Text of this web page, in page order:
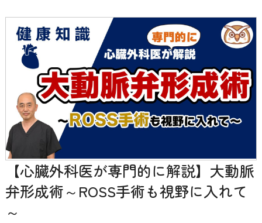
【心臓外科医が専門的に解説】大動脈
弁形成術～ROSS手術も視野に入れて
～